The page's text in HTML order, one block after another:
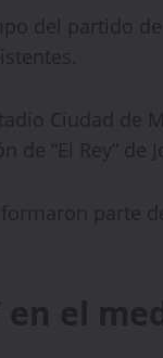
del partido de
Ciudad de
“El Rey” de
parte
en el